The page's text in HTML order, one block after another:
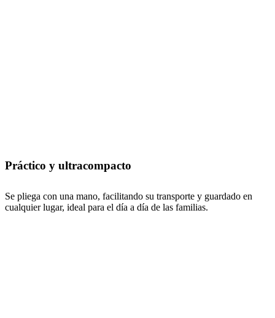
Práctico y ultracompacto
Se pliega con una mano, facilitando su transporte y guardado en
cualquier lugar, ideal para el día a día de las familias.